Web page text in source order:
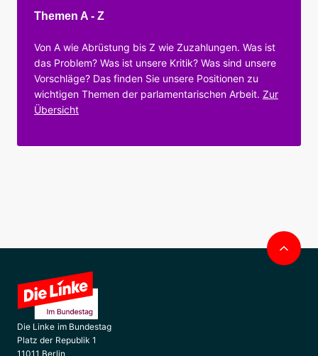
Themen A - Z
Von A wie Abrüstung bis Z wie Zuzahlungen. Was ist
das Problem? Was ist unsere Kritik? Was sind unsere
Vorschläge? Das finden Sie unsere Positionen zu
wichtigen Themen der parlamentarischen Arbeit. Zur
Übersicht
Die Linke im Bundestag
Platz der Republik 1
11011 Berlin